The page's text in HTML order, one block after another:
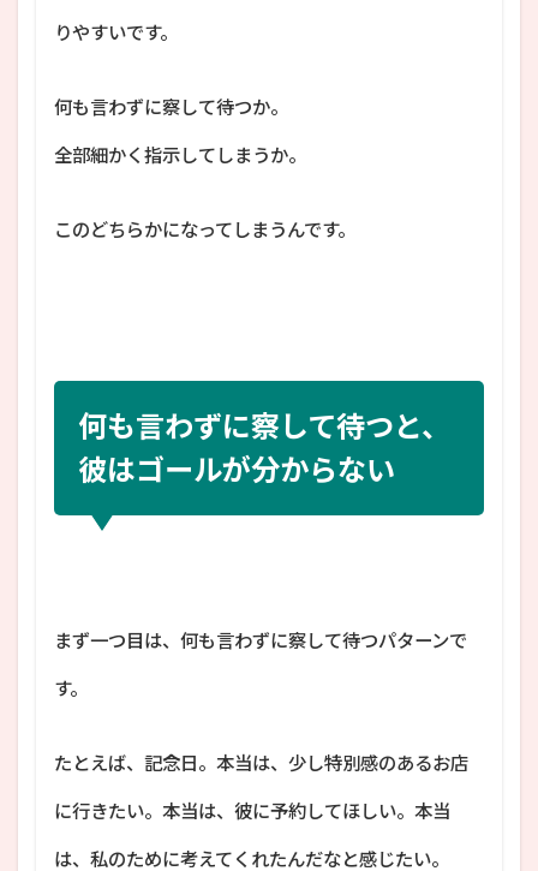
りやすいです。
何も言わずに察して待つか。
全部細かく指示してしまうか。
このどちらかになってしまうんです。
何も言わずに察して待つと、
彼はゴールが分からない
まず一つ目は、何も言わずに察して待つパターンで
す。
たとえば、記念日。本当は、少し特別感のあるお店
に行きたい。本当は、彼に予約してほしい。本当
は、私のために考えてくれたんだなと感じたい。